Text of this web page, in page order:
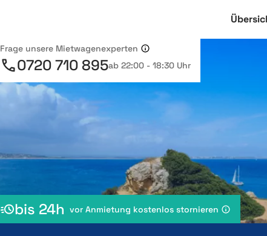
Frage unsere Mietwagenexperten
0720 710 895ab 22:00 - 18:30 Uhr
bis 24h vor Anmietung kostenlos stornieren